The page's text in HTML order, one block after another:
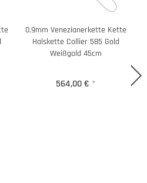
0,9mm Venezianerkette Kette
Halskette Collier 585 Gold
Weißgold 45cm
564,00 € *